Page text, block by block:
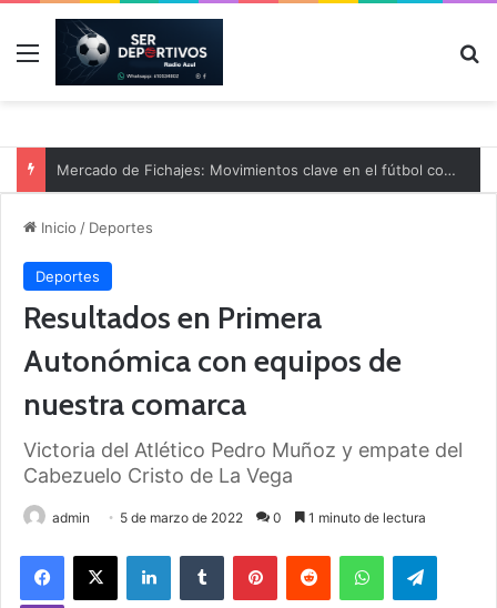
Menú
Mercado de Fichajes: Movimientos clave en el fútbol comarcal
Inicio / Deportes
Deportes
Resultados en Primera
Autonómica con equipos de
nuestra comarca
Victoria del Atlético Pedro Muñoz y empate del
Cabezuelo Cristo de La Vega
admin 5 de marzo de 2022 0 1 minuto de lectura